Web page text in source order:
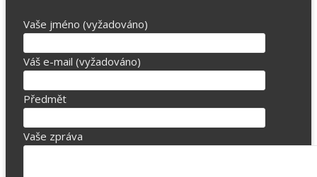
Vaše jméno (vyžadováno)
Váš e-mail (vyžadováno)
Předmět
Vaše zpráva